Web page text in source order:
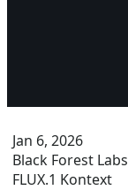
Jan 6, 2026
Black Forest Labs
FLUX.1 Kontext